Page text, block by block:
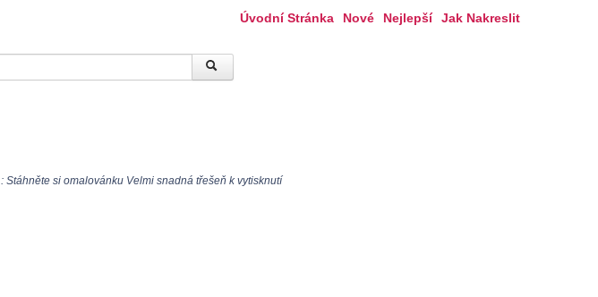
Úvodní Stránka Nové Nejlepší Jak Nakreslit
: Stáhněte si omalovánku Velmi snadná třešeň k vytisknutí